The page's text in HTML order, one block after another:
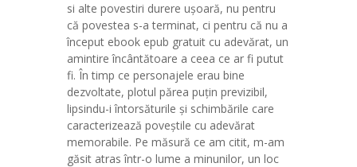
si alte povestiri durere ușoară, nu pentru
că povestea s-a terminat, ci pentru că nu a
început ebook epub gratuit cu adevărat, un
amintire încântătoare a ceea ce ar fi putut
fi. În timp ce personajele erau bine
dezvoltate, plotul părea puțin previzibil,
lipsindu-i întorsăturile și schimbările care
caracterizează poveștile cu adevărat
memorabile. Pe măsură ce am citit, m-am
găsit atras într-o lume a minunilor, un loc